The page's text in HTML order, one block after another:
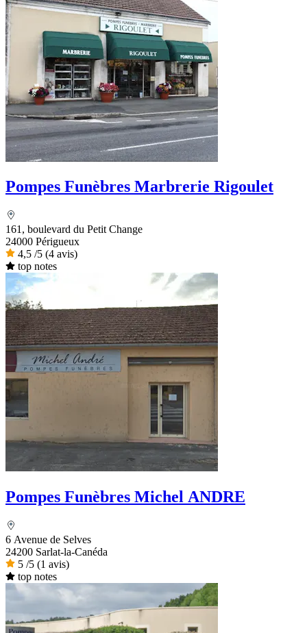
Pompes Funèbres Marbrerie Rigoulet
161, boulevard du Petit Change
24000 Périgueux
4,5 /5 (4 avis)
top notes
Pompes Funèbres Michel ANDRE
6 Avenue de Selves
24200 Sarlat-la-Canéda
5 /5 (1 avis)
top notes